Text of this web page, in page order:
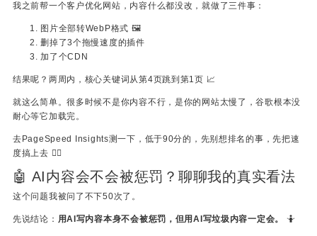
我之前帮一个客户优化网站，内容什么都没改，就做了三件事：
图片全部转WebP格式 🖼️
删掉了3个拖慢速度的插件
加了个CDN
结果呢？两周内，核心关键词从第4页跳到第1页 📈
就这么简单。很多时候不是你内容不行，是你的网站太慢了，谷歌根本没
耐心等它加载完。
去PageSpeed Insights测一下，低于90分的，先别想排名的事，先把速
度搞上去 🏃‍♂️
🤖 AI内容会不会被惩罚？聊聊我的真实看法
这个问题我被问了不下50次了。
先说结论： 用AI写内容本身不会被惩罚，但用AI写垃圾内容一定会。 🤷